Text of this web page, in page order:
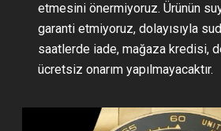
etmesini önermiyoruz. Ürünün
garanti etmiyoruz, dolayısıyla
saatlerde iade, mağaza kredisi,
ücretsiz onarım yapılmayacaktır.